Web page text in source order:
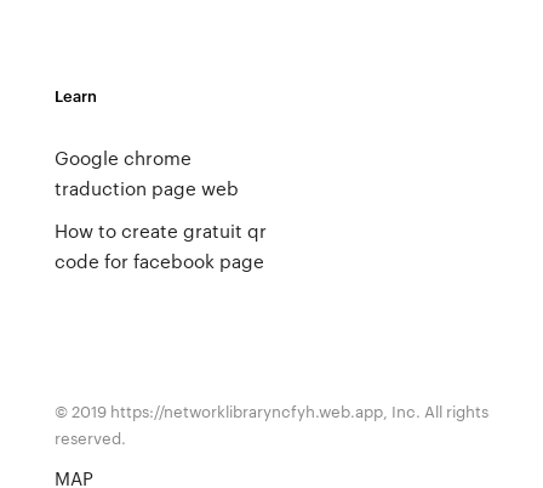
Learn
Google chrome
traduction page web
How to create gratuit qr
code for facebook page
© 2019 https://networklibraryncfyh.web.app, Inc. All rights
reserved.
MAP